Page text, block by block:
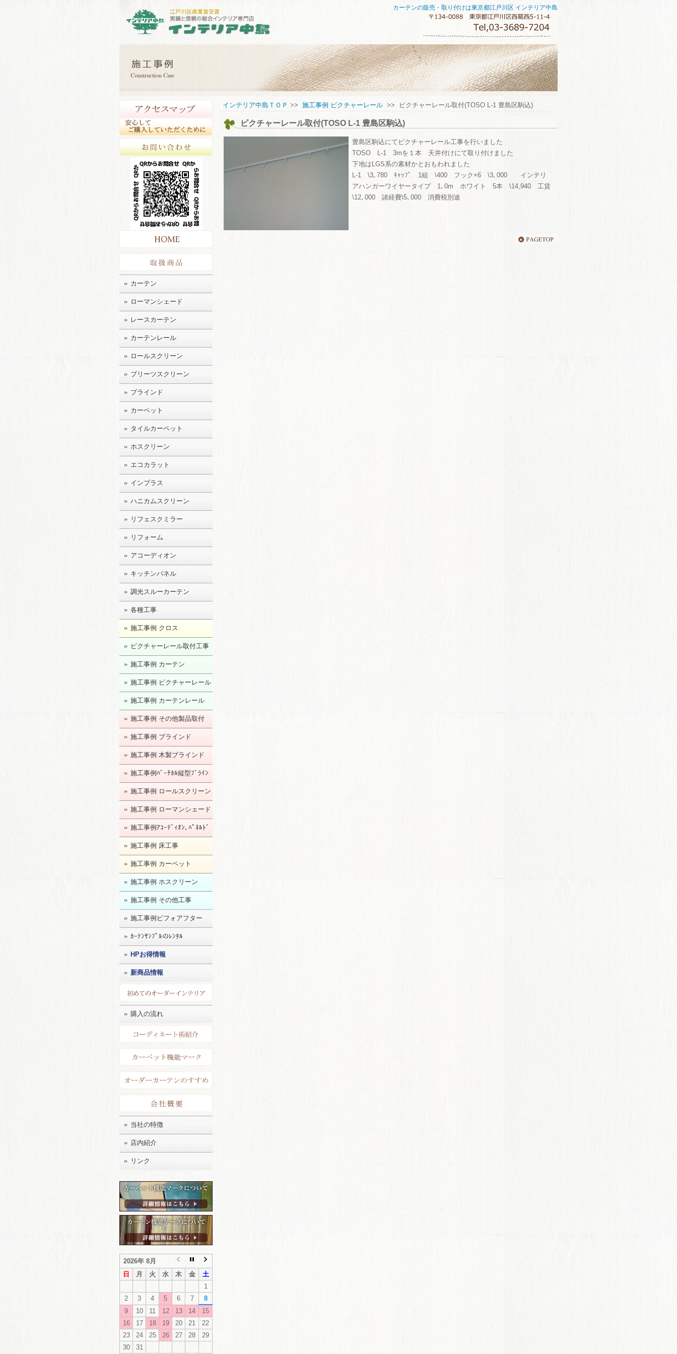
カーテンの販売・取り付けは東京都江戸川区 インテリア中島
アクセスマップ
安心してご購入していただくために
カーテン
ローマンシェード
レースカーテン
カーテンレール
ロールスクリーン
プリーツスクリーン
ブラインド
カーペット
タイルカーペット
ホスクリーン
エコカラット
インプラス
ハニカムスクリーン
リフェスクミラー
リフォーム
アコーディオン
キッチンパネル
調光スルーカーテン
各種工事
施工事例 クロス
ピクチャーレール取付工事
施工事例 カーテン
施工事例 ピクチャーレール
施工事例 カーテンレール
施工事例 その他製品取付
施工事例 ブラインド
施工事例 木製ブラインド
施工事例ﾊﾞｰﾁｶﾙ縦型ﾌﾞﾗｲﾝ
ﾄﾞ 施工事例 ロールスクリーン
施工事例 ローマンシェード
施工事例ｱｺｰﾃﾞｨｵﾝ､ﾊﾟﾈﾙﾄﾞ
施工事例 床工事
施工事例 カーペット
施工事例 ホスクリーン
施工事例 その他工事
施工事例ビフォアフター
ｶｰﾃﾝｻﾝﾌﾟﾙのﾚﾝﾀﾙ
HPお得情報
新商品情報
購入の流れ
当社の特徴
店内紹介
リンク
2026年 8月
日
月 火 水 木 金
土
1
2
3 4 5 6 7
8
9
10 11 12 13 14
15
16
17 18 19 20 21
22
23
24 25 26 27 28
29
30
31
インテリア中島ＴＯＰ >> 施工事例 ピクチャーレール >> ピクチャーレール取付(TOSO L-1 豊島区駒込)
ピクチャーレール取付(TOSO L-1 豊島区駒込)
豊島区駒込にてピクチャーレール工事を行いました
TOSO L-1 3mを１本 天井付けにて取り付けました
下地はLGS系の素材かとおもわれました
L-1 \3､780 ｷｬｯﾌﾟ 1組 \400 フック×6 \3､000 インテリ
アハンガーワイヤータイプ 1､0m ホワイト 5本 \14,940 工賃
\12､000 諸経費\5､000 消費税別途